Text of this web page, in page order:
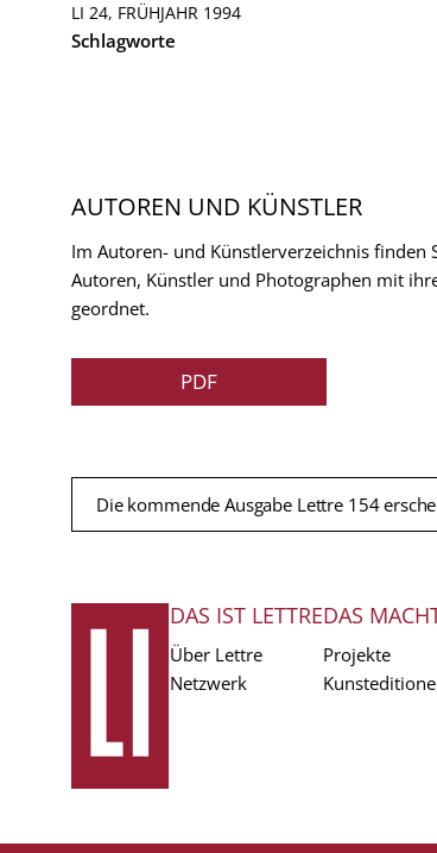
LI 24, FRÜHJAHR 1994
Schlagworte
AUTOREN UND KÜNSTLER
Im Autoren- und Künstlerverzeichnis finden
Autoren, Künstler und Photographen mit
geordnet.
PDF
Die kommende Ausgabe Lettre 154
FUSSZEILE
DAS IST LETTRE
Über Lettre
Netzwerk
DAS
Projekte